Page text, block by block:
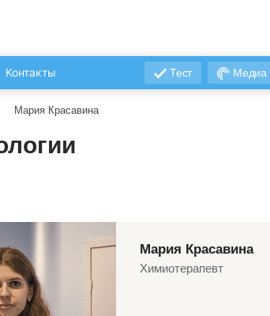
Контакты Тест Медиа
Мария Красавина
Мария Красавина
Химиотерапевт